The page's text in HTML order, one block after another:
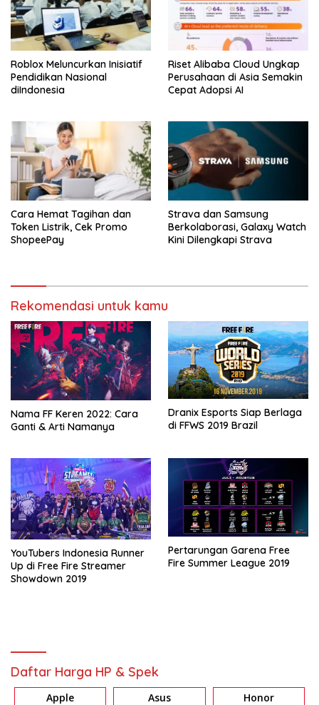
Roblox Meluncurkan Inisiatif
Pendidikan Nasional
diIndonesia
Riset Alibaba Cloud Ungkap
Perusahaan di Asia Semakin
Cepat Adopsi AI
Cara Hemat Tagihan dan
Token Listrik, Cek Promo
ShopeePay
Strava dan Samsung
Berkolaborasi, Galaxy Watch
Kini Dilengkapi Strava
Rekomendasi untuk kamu
Nama FF Keren 2022: Cara
Ganti & Arti Namanya
Dranix Esports Siap Berlaga
di FFWS 2019 Brazil
YouTubers Indonesia Runner
Up di Free Fire Streamer
Showdown 2019
Pertarungan Garena Free
Fire Summer League 2019
Daftar Harga HP & Spek
Apple Asus Honor